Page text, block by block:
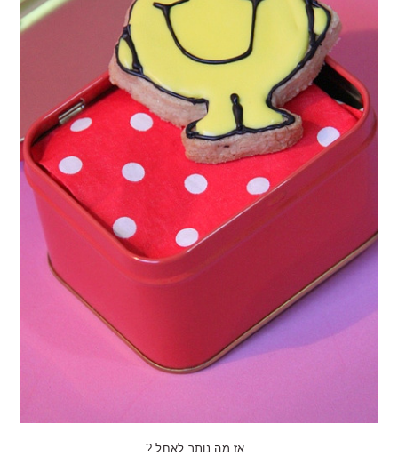
אז מה נותר לאחל ?